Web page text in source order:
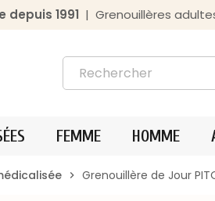
1991 | Grenouillères
FEMME HOMME
chevron_right Grenouillère de Jour